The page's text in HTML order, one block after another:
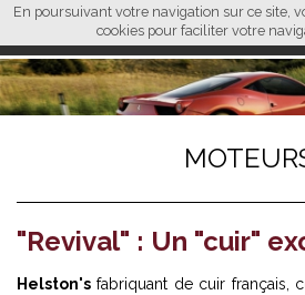
En poursuivant votre navigation sur ce site,
cookies pour faciliter votre
FR
L M
"Revival" : Un "cuir"
Helston's fabriquant de cuir français,